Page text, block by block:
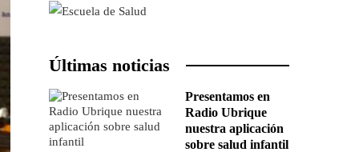
Últimas noticias
Presentamos en
Radio Ubrique
nuestra aplicación
sobre salud infantil